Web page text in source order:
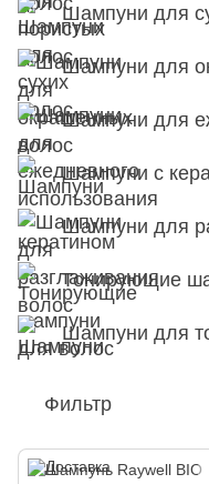
Шампуни для
Шампуни для
Шампуни для
Шампуни с
Шампуни для
Тонирующие
Шампуни для
Фильтр